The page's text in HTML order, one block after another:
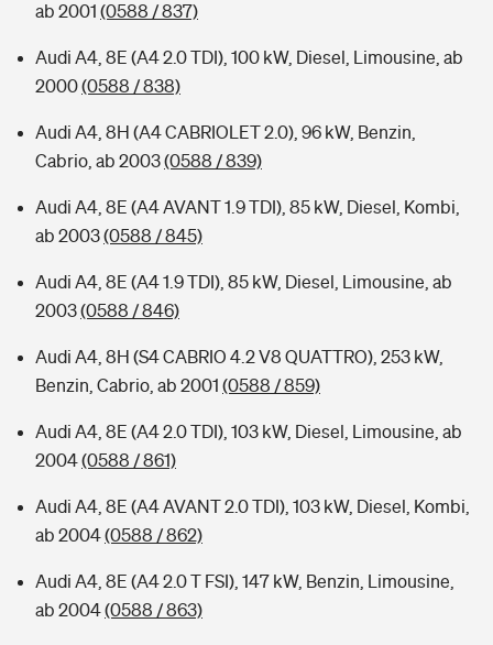
ab 2001 (0588 / 837)
Audi A4, 8E (A4 2.0 TDI), 100 kW, Diesel, Limousine, ab
2000(0588 / 838)
Audi A4, 8H (A4 CABRIOLET 2.0), 96 kW, Benzin,
Cabrio, ab 2003(0588 / 839)
Audi A4, 8E (A4 AVANT 1.9 TDI), 85 kW, Diesel, Kombi,
ab 2003(0588 / 845)
Audi A4, 8E (A4 1.9 TDI), 85 kW, Diesel, Limousine, ab
2003(0588 / 846)
Audi A4, 8H (S4 CABRIO 4.2 V8 QUATTRO), 253 kW,
Benzin, Cabrio, ab 2001 (0588 / 859)
Audi A4, 8E (A4 2.0 TDI), 103 kW, Diesel, Limousine, ab
2004(0588 / 861)
Audi A4, 8E (A4 AVANT 2.0 TDI), 103 kW, Diesel, Kombi,
ab 2004(0588 / 862)
Audi A4, 8E (A4 2.0 T FSI), 147 kW, Benzin, Limousine,
ab 2004(0588 / 863)